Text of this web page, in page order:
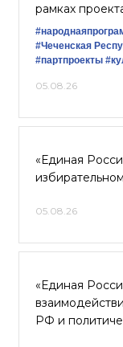
рамках
#Чеченская
#партпроекты
05.08.26
«Единая
05.08.26
«Единая
РФ и